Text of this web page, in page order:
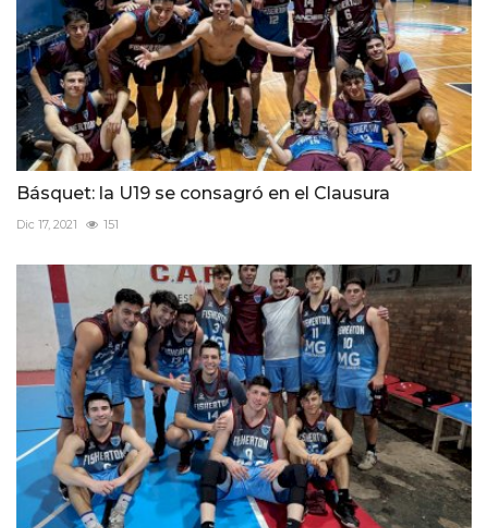
Básquet: la U19 se consagró en el Clausura
Dic 17, 2021 151